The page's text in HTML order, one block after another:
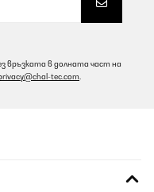
връзката в долната част на
tec.com